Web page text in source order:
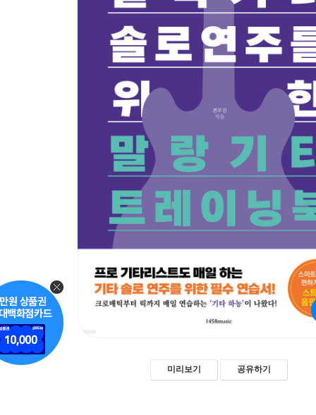
미리보기 공유하기